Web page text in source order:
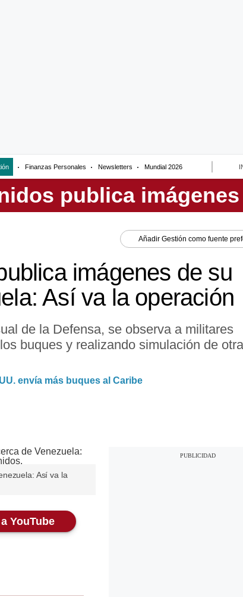
Finanzas Personales Newsletters Mundial 2026
Añadir Gestión como fuente
imágenes de su
Así va la operación
de la Defensa, se observa a militares
buques y realizando simulación de
envía más buques al Caribe
Así va la
YouTube